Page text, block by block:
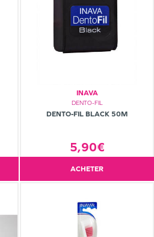
INAVA
DENTO-FIL
DENTO-FIL BLACK 50M
5,90€
ACHETER